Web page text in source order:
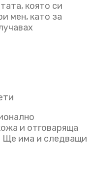
която си
мен, като за
и отговаряща
Ще има и следващи